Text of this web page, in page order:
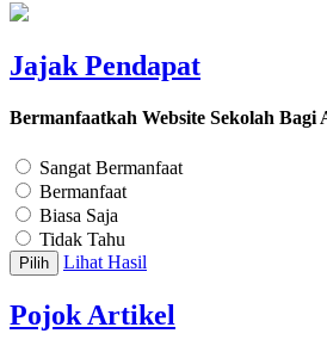
Jajak Pendapat
Bermanfaatkah Website Sekolah Bagi
Sangat Bermanfaat
Bermanfaat
Biasa Saja
Tidak Tahu
Pilih Lihat Hasil
Pojok Artikel